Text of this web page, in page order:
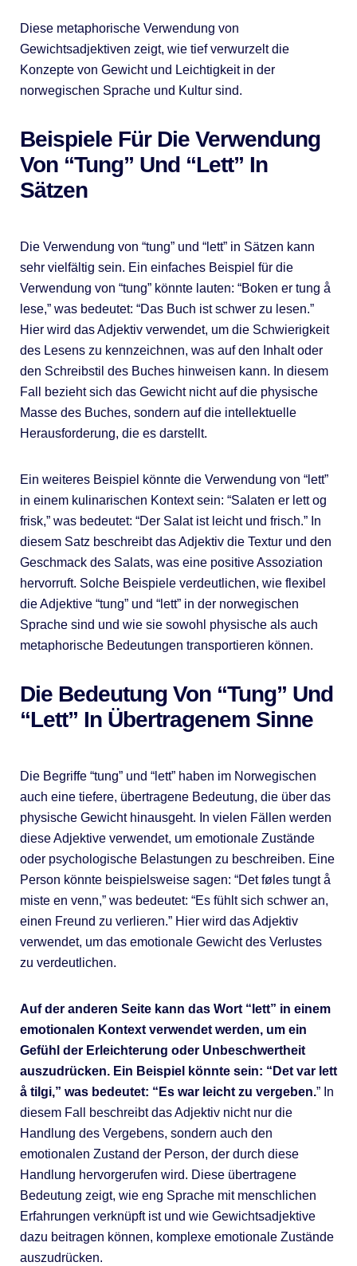
Diese metaphorische Verwendung von
Gewichtsadjektiven zeigt, wie tief verwurzelt die
Konzepte von Gewicht und Leichtigkeit in der
norwegischen Sprache und Kultur sind.
Beispiele Für Die Verwendung
Von “tung” Und “lett” In
Sätzen
Die Verwendung von “tung” und “lett” in Sätzen kann
sehr vielfältig sein. Ein einfaches Beispiel für die
Verwendung von “tung” könnte lauten: “Boken er tung å
lese,” was bedeutet: “Das Buch ist schwer zu lesen.”
Hier wird das Adjektiv verwendet, um die Schwierigkeit
des Lesens zu kennzeichnen, was auf den Inhalt oder
den Schreibstil des Buches hinweisen kann. In diesem
Fall bezieht sich das Gewicht nicht auf die physische
Masse des Buches, sondern auf die intellektuelle
Herausforderung, die es darstellt.
Ein weiteres Beispiel könnte die Verwendung von “lett”
in einem kulinarischen Kontext sein: “Salaten er lett og
frisk,” was bedeutet: “Der Salat ist leicht und frisch.” In
diesem Satz beschreibt das Adjektiv die Textur und den
Geschmack des Salats, was eine positive Assoziation
hervorruft. Solche Beispiele verdeutlichen, wie flexibel
die Adjektive “tung” und “lett” in der norwegischen
Sprache sind und wie sie sowohl physische als auch
metaphorische Bedeutungen transportieren können.
Die Bedeutung Von “tung” Und
“lett” In Übertragenem Sinne
Die Begriffe “tung” und “lett” haben im Norwegischen
auch eine tiefere, übertragene Bedeutung, die über das
physische Gewicht hinausgeht. In vielen Fällen werden
diese Adjektive verwendet, um emotionale Zustände
oder psychologische Belastungen zu beschreiben. Eine
Person könnte beispielsweise sagen: “Det føles tungt å
miste en venn,” was bedeutet: “Es fühlt sich schwer an,
einen Freund zu verlieren.” Hier wird das Adjektiv
verwendet, um das emotionale Gewicht des Verlustes
zu verdeutlichen.
Auf der anderen Seite kann das Wort “lett” in einem
emotionalen Kontext verwendet werden, um ein
Gefühl der Erleichterung oder Unbeschwertheit
auszudrücken.Ein Beispiel könnte sein: “Det var lett
å tilgi,” was bedeutet: “Es war leicht zu vergeben.” In
diesem Fall beschreibt das Adjektiv nicht nur die
Handlung des Vergebens, sondern auch den
emotionalen Zustand der Person, der durch diese
Handlung hervorgerufen wird. Diese übertragene
Bedeutung zeigt, wie eng Sprache mit menschlichen
Erfahrungen verknüpft ist und wie Gewichtsadjektive
dazu beitragen können, komplexe emotionale Zustände
auszudrücken.